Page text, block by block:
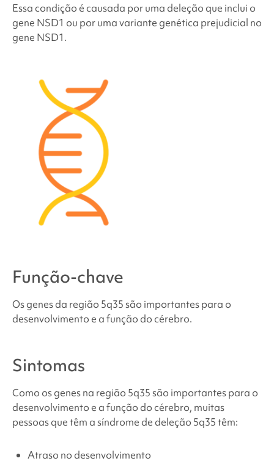
Como a síndrome de
associados à síndrome de
Preocupações médicas e físicas relacionadas à
síndrome dedeleção 5q35
Onde posso encontrar apoio e recursos?
Fontes e referências
Essa condição é causada por uma deleção que inclui o
gene NSD1 ou por uma variante genética prejudicial no
gene NSD1.
Função-chave
Os genes da região 5q35 são importantes para o
desenvolvimento e a função do cérebro.
Sintomas
Como os genes na região 5q35 são importantes para o
desenvolvimento e a função do cérebro, muitas
pessoas que têm a síndrome de deleção 5q35têm:
Atraso no desenvolvimento